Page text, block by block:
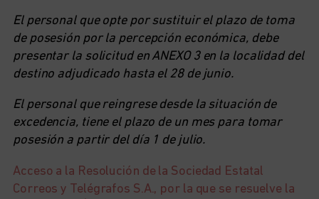
El personal que opte por sustituir el plazo de toma
de posesión por la percepción económica, debe
presentar la solicitud en ANEXO 3 en la localidad del
destino adjudicado hasta el 28 de junio.
El personal que reingrese desde la situación de
excedencia, tiene el plazo de un mes para tomar
posesión a partir del día 1 de julio.
Acceso a la Resolución de la Sociedad Estatal
Correos y Telégrafos S.A., por la que se resuelve la